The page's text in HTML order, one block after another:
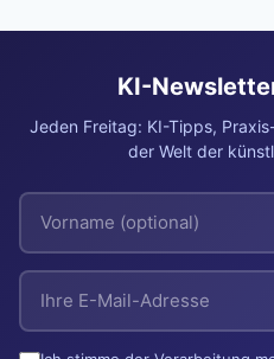
KI-
Jeden Freitag: KI-Tipps,
der Welt der